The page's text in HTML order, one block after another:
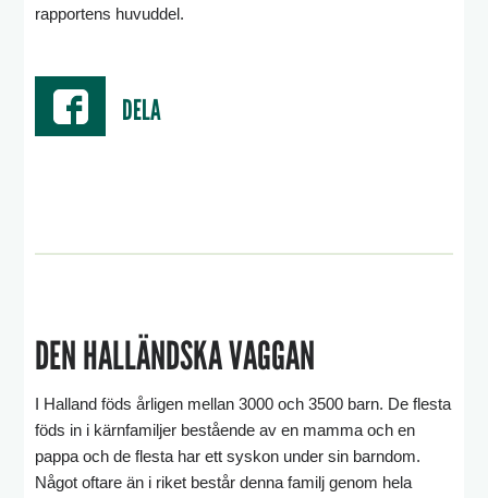
rapportens huvuddel.
DELA
DEN HALLÄNDSKA VAGGAN
I Halland föds årligen mellan 3000 och 3500 barn. De flesta
föds in i kärnfamiljer bestående av en mamma och en
pappa och de flesta har ett syskon under sin barndom.
Något oftare än i riket består denna familj genom hela